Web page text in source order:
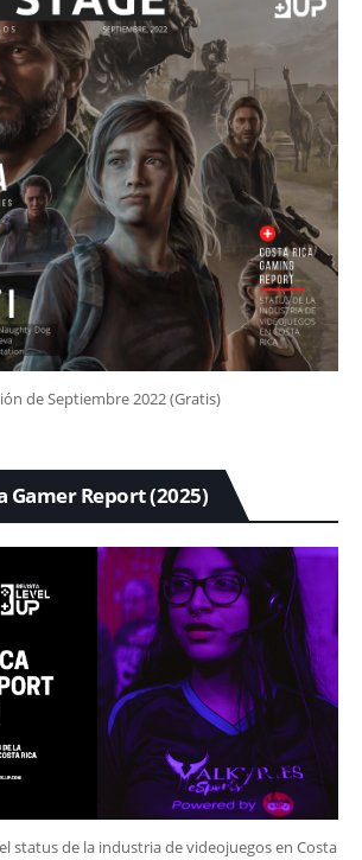
de Septiembre 2022 (Gratis)
Gamer Report (2025)
status de la industria de videojuegos en Costa